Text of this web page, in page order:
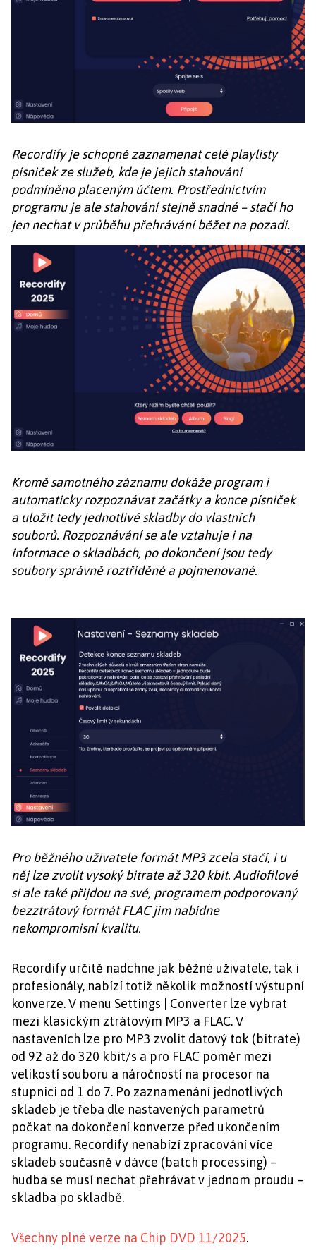
Recordify je schopné zaznamenat celé playlisty
písniček ze služeb, kde je jejich stahování
podmíněno placeným účtem. Prostřednictvím
programu je ale stahování stejně snadné – stačí ho
jen nechat v průběhu přehrávání běžet na pozadí.
Kromě samotného záznamu dokáže program i
automaticky rozpoznávat začátky a konce písniček
a uložit tedy jednotlivé skladby do vlastních
souborů. Rozpoznávání se ale vztahuje i na
informace o skladbách, po dokončení jsou tedy
soubory správně roztříděné a pojmenované.
Pro běžného uživatele formát MP3 zcela stačí, i u
něj lze zvolit vysoký bitrate až 320 kbit. Audiofilové
si ale také přijdou na své, programem podporovaný
bezztrátový formát FLAC jim nabídne
nekompromisní kvalitu.
Recordify určitě nadchne jak běžné uživatele, tak i
profesionály, nabízí totiž několik možností výstupní
konverze. V menu Settings | Converter lze vybrat
mezi klasickým ztrátovým MP3 a FLAC. V
nastaveních lze pro MP3 zvolit datový tok (bitrate)
od 92 až do 320 kbit/s a pro FLAC poměr mezi
velikostí souboru a náročností na procesor na
stupnici od 1 do 7. Po zaznamenání jednotlivých
skladeb je třeba dle nastavených parametrů
počkat na dokončení konverze před ukončením
programu. Recordify nenabízí zpracování více
skladeb současně v dávce (batch processing) –
hudba se musí nechat přehrávat v jednom proudu –
skladba po skladbě.
Všechny plné verze na Chip DVD 11/2025.